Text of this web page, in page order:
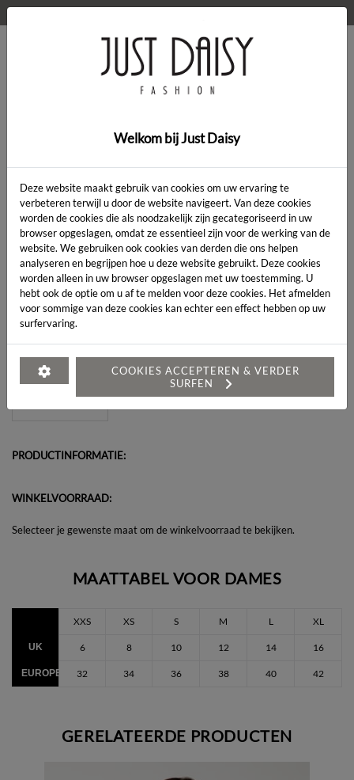
> Kleding
Artikelcode:
LENGTE:*
MAAT:*
Heeft u een vraag over dit artikel?
PRODUCTINFORMATIE:
WINKELVOORRAAD:
Selecteer je gewenste maat om de winkelvoorraad te bekijken.
MAATTABEL VOOR DAMES
XXS XS S M L XL
UK 6 8 10 12 14 16
EUROPEES 32 34 36 38 40 42
GERELATEERDE PRODUCTEN
Welkom bij Just Daisy
Deze website maakt gebruik van cookies om uw ervaring te
verbeteren terwijl u door de website navigeert. Van deze cookies
worden de cookies die als noodzakelijk zijn gecategoriseerd in uw
browser opgeslagen, omdat ze essentieel zijn voor de werking van de
website. We gebruiken ook cookies van derden die ons helpen
analyseren en begrijpen hoe u deze website gebruikt. Deze cookies
worden alleen in uw browser opgeslagen met uw toestemming. U
hebt ook de optie om u af te melden voor deze cookies. Het afmelden
voor sommige van deze cookies kan echter een effect hebben op uw
surfervaring.
COOKIES ACCEPTEREN & VERDER
SURFEN